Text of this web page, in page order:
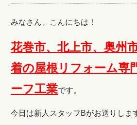
みなさん、こんにちは！
花巻市、北上市、奥州
着の屋根リフォーム
ーフ工業です。
今日は新人スタッフBがお送りしま